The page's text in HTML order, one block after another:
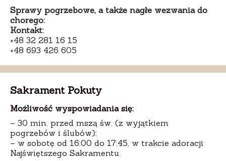
Sprawy pogrzebowe, a także nagłe wezwania do
chorego:
Kontakt:
+48 32 281 16 15
+48 693 426 605
Sakrament Pokuty
Możliwość wyspowiadania się:
– 30 min. przed mszą św. (z wyjątkiem
pogrzebów i ślubów);
– w sobotę od 16:00 do 17:45, w trakcie adoracji
Najświętszego Sakramentu.